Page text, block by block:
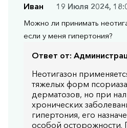
Иван
19 Июля 2024,
Можно ли принимать
если у меня гипертония?
Ответ от:
Неотигазон
тяжелых форм
дерматозов, но при
хронических
гипертония, его
особой осторожности.